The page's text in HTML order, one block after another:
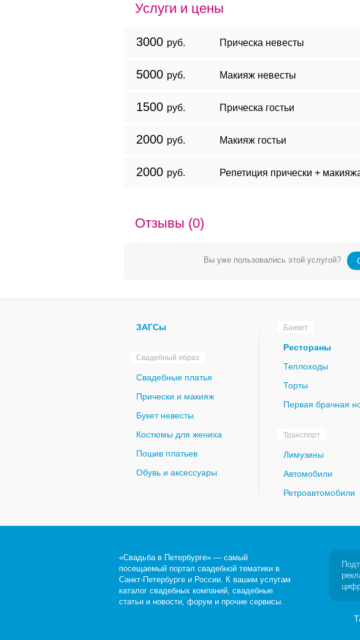
Услуги и цены
Прическа невесты
3000 руб.
Макияж невесты
5000 руб.
Прическа гостьи
1500 руб.
Макияж гостьи
2000 руб.
Репетиция прически +
2000 руб.
Отзывы (0)
Вы уже пользовались этой услугой?
ЗАГСы
Свадебный образ
Свадебные платья
Прически и макияж
Букет невесты
Костюмы для жениха
Пошив платьев
Обувь и аксессуары
Банкет
Рестораны
Теплоходы
Торты
Первая брачная
Транспорт
Лимузины
Автомобили
Ретроавтомобили
«Свадьба в Петербурге» — самый
посещаемый портал свадебной тематики в
Санкт-Петербурге и России. К вашим услугам
каталог свадебных компаний, свадебные
статьи и новости, форум и прочие сервисы.